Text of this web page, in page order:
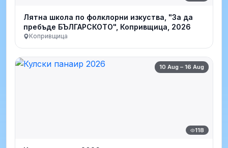
Лятна школа по фолклорни изкуства, "За да
пребъде БЪЛГАРСКОТО", Копривщица, 2026
Копривщица
10 Aug – 16 Aug
118